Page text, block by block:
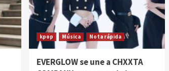
kpop Música Nota rápida
EVERGLOW se une a CHXXTA